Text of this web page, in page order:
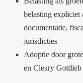
belasting
documentatie,
jurisdicties
Adoptie door
en Cleary